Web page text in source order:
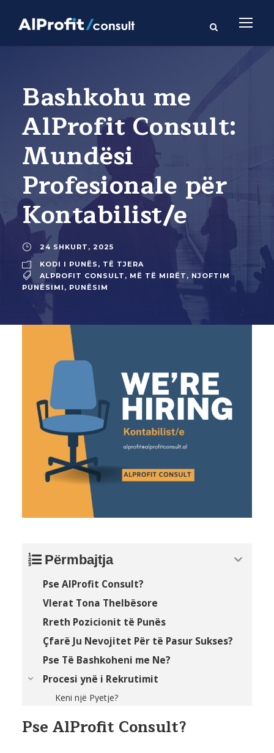
Bashkohu me
AlProfit Consult:
Mundësi
Profesionale për
Kontabilist/e
24 SHKURT, 2025
KODI I PUNËS , TË TJERA
ALPROFIT CONSULT , MË TË MIRËT , NJOFTIM
PUNËSIMI , PUNËSIM
Përmbajtja
Pse AlProfit Consult?
Vlerat Tona Thelbësore
Rreth Pozicionit të Punës
Çfarë Ju Nevojitet Për të Pasur Sukses?
Pse Të Bashkoheni me Ne?
Procesi ynë i Rekrutimit
Keni një Pyetje?
Pse AlProfit Consult?